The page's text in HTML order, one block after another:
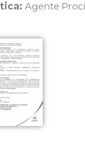
Agente